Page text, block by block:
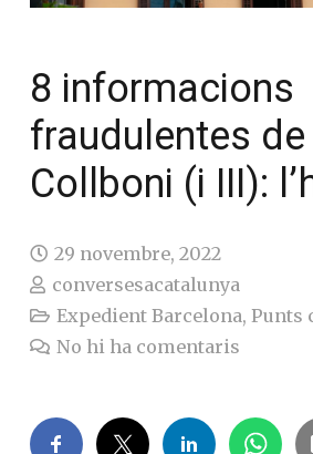
8 informacions
fraudulentes de
Collboni (i III):
29 novembre, 2022
conversesacatalunya
Expedient Barcelona,Punts
No hi ha comentaris